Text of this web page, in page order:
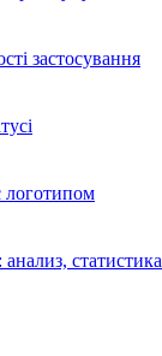
застосування